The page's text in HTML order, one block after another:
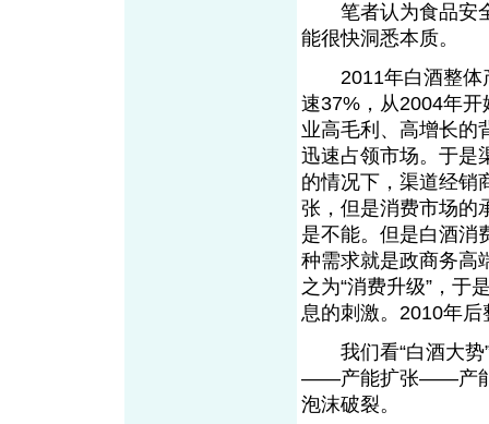
笔者认为食品安全
能很快洞悉本质。
2011年白酒整体产
速37%，从2004年
业高毛利、高增长的
迅速占领市场。于是
的情况下，渠道经销
张，但是消费市场的
是不能。但是白酒消
种需求就是政商务高
之为“消费升级”，于
息的刺激。2010年
我们看“白酒大势
——产能扩张——产
泡沫破裂。